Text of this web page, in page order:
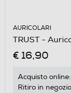
AURICOLARI
TRUST -
€ 16,90
Acquisto online:
Ritiro in